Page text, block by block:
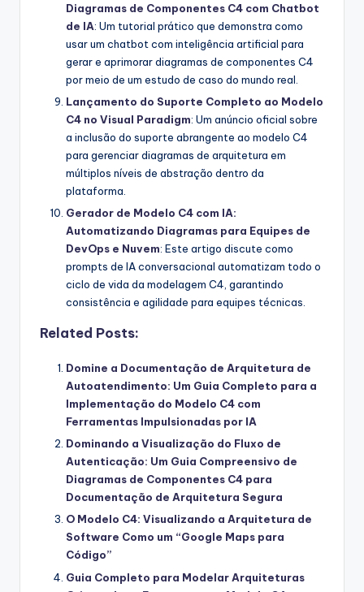
Diagramas de Componentes C4 com Chatbot
de IA: Um tutorial prático que demonstra como
usar um chatbot com inteligência artificial para
gerar e aprimorar diagramas de componentes C4
por meio de um estudo de caso do mundo real.
Lançamento do Suporte Completo ao Modelo
C4 no Visual Paradigm: Um anúncio oficial sobre
a inclusão do suporte abrangente ao modelo C4
para gerenciar diagramas de arquitetura em
múltiplos níveis de abstração dentro da
plataforma.
Gerador de Modelo C4 com IA:
Automatizando Diagramas para Equipes de
DevOps e Nuvem: Este artigo discute como
prompts de IA conversacional automatizam todo o
ciclo de vida da modelagem C4, garantindo
consistência e agilidade para equipes técnicas.
Related Posts:
Domine a Documentação de Arquitetura de
Autoatendimento: Um Guia Completo para a
Implementação do Modelo C4 com
Ferramentas Impulsionadas por IA
Dominando a Visualização do Fluxo de
Autenticação: Um Guia Compreensivo de
Diagramas de Componentes C4 para
Documentação de Arquitetura Segura
O Modelo C4: Visualizando a Arquitetura de
Software Como um “Google Maps para
Código”
Guia Completo para Modelar Arquiteturas